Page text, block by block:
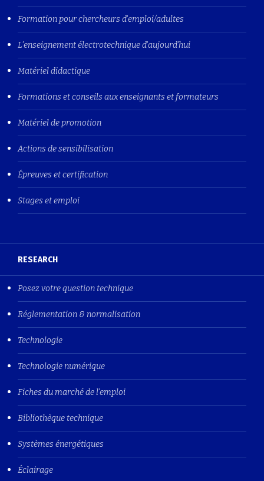
Formation pour chercheurs d'emploi/adultes
L'enseignement électrotechnique d'aujourd'hui
Matériel didactique
Formations et conseils aux enseignants et formateurs
Matériel de promotion
Actions de sensibilisation
Épreuves et certification
Stages et emploi
RESEARCH
Posez votre question technique
Réglementation & normalisation
Technologie
Technologie numérique
Fiches du marché de l'emploi
Bibliothèque technique
Systèmes énergétiques
Éclairage